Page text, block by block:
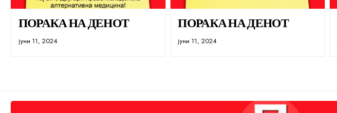
ПОРАКА НА ДЕНОТ
јуни 11, 2024
ПОРАКА НА ДЕНОТ
јуни 11, 2024